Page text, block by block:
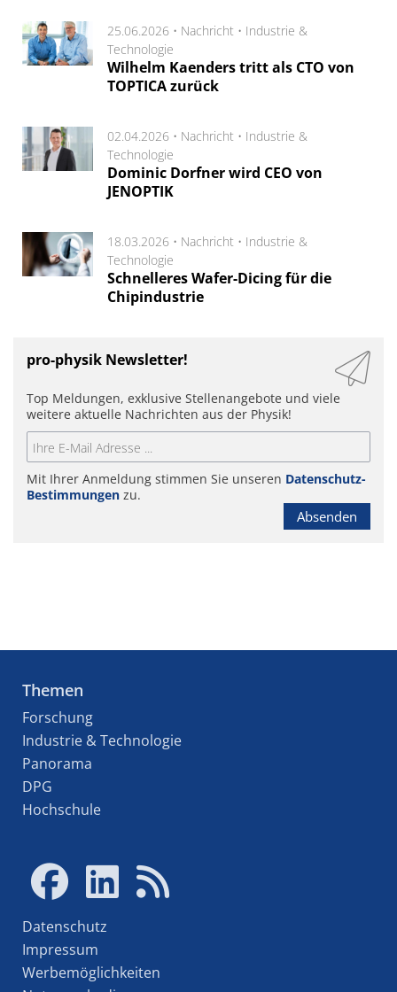
25.06.2026 • Nachricht • Industrie &
Technologie
Wilhelm Kaenders tritt als CTO von
TOPTICA zurück
02.04.2026 • Nachricht • Industrie &
Technologie
Dominic Dorfner wird CEO von
JENOPTIK
18.03.2026 • Nachricht • Industrie &
Technologie
Schnelleres Wafer-Dicing für die
Chipindustrie
pro-physik Newsletter!
Top Meldungen, exklusive Stellenangebote und viele
weitere aktuelle Nachrichten aus der Physik!
Mit Ihrer Anmeldung stimmen Sie unseren Datenschutz-
Bestimmungen zu.
Absenden
Themen
Forschung
Industrie & Technologie
Panorama
DPG
Hochschule
Datenschutz
Impressum
Werbemöglichkeiten